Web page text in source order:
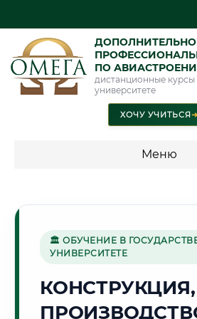
ПО
дистанционные курсы
университете
ХОЧУ УЧИТЬСЯ➜
Меню
⛏️
Г. КАРАГАНДА
🏛 ОБУЧЕНИЕ В
УНИВЕРСИТЕТЕ
КОНСТРУКЦИЯ,